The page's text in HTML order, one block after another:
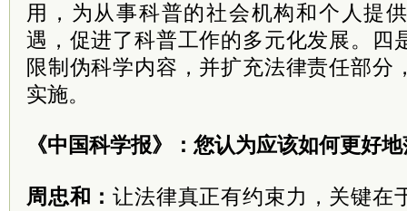
用，为从事科普的社会机构和个人提
遇，促进了科普工作的多元化发展。四
限制伪科学内容，并扩充法律责任部分
实施。
《中国科学报》：您认为应该如何更好
周忠和：让法律真正有约束力，关键在